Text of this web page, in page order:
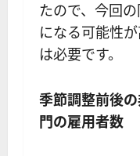
たので、今回
になる可能性
は必要です。
季節調整前後
門の雇用者数